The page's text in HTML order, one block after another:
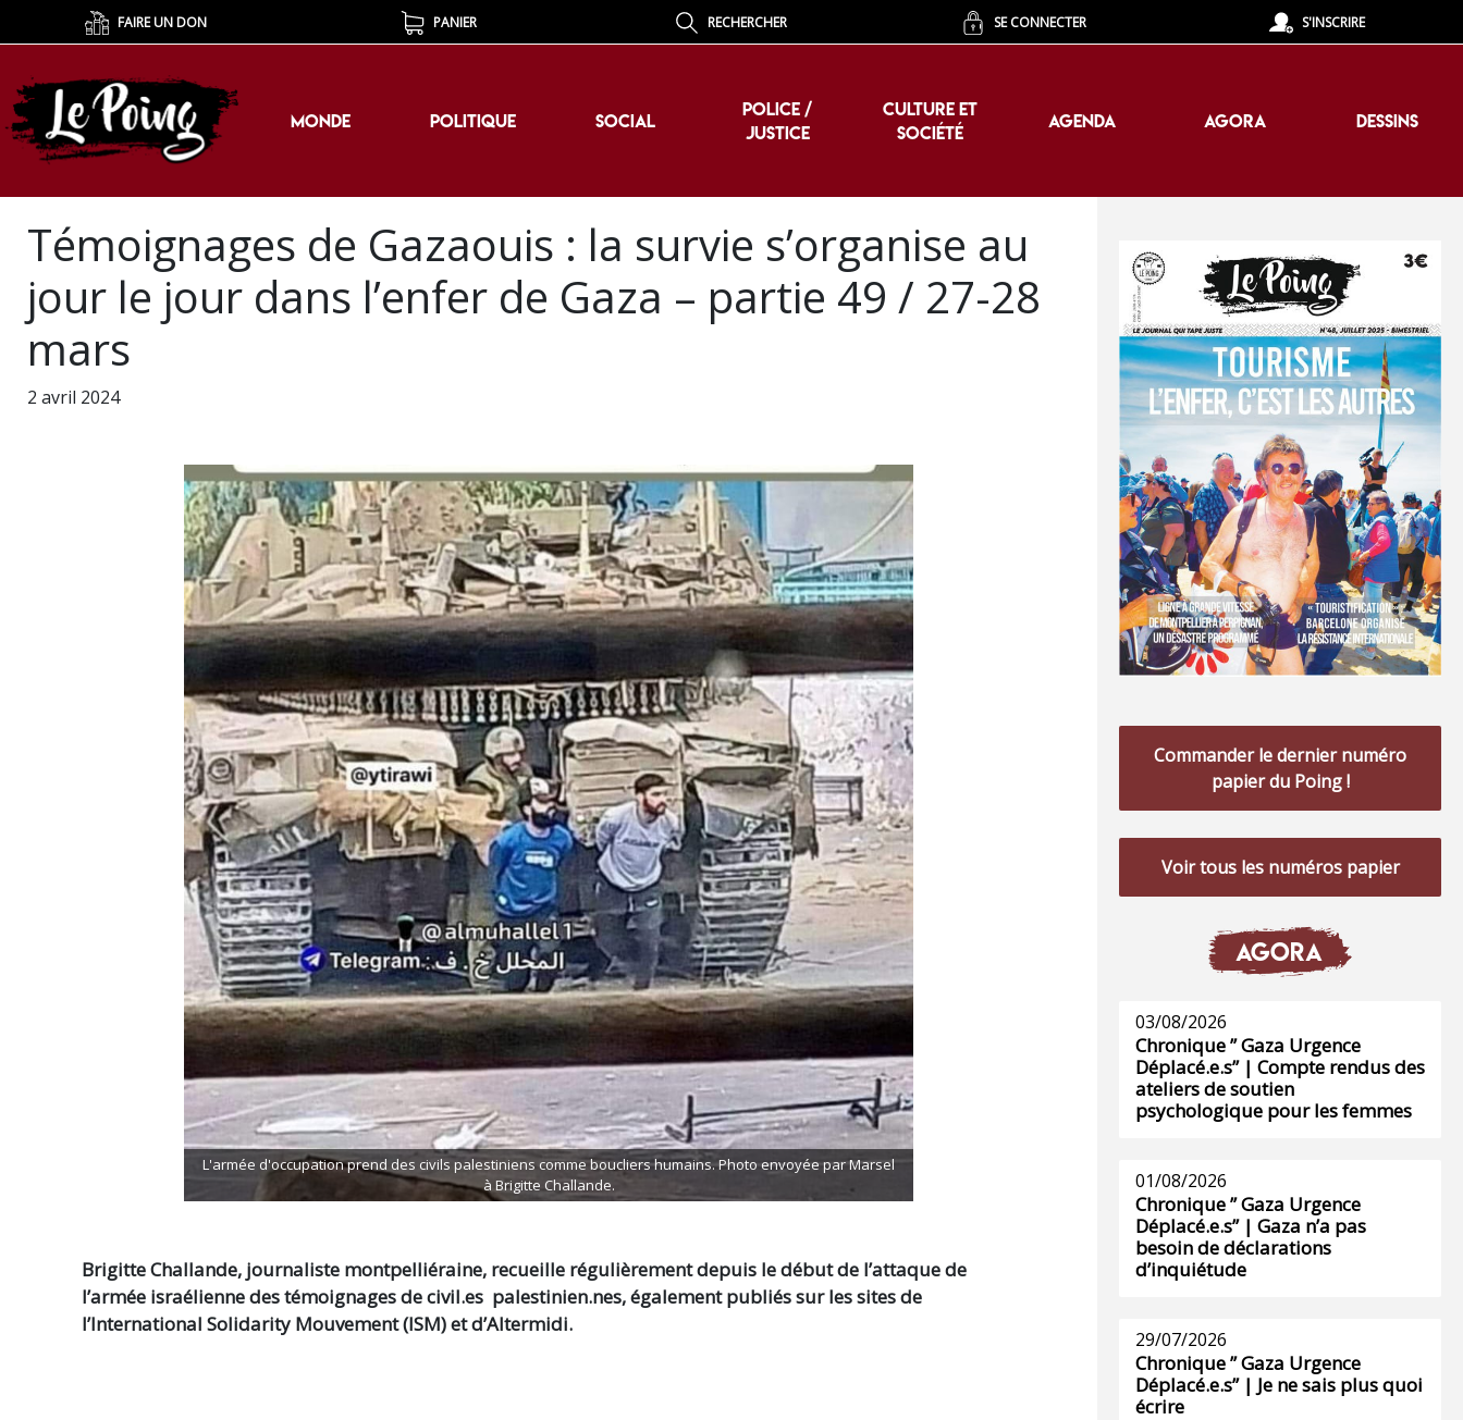
FAIRE UN DON PANIER RECHERCHER SE CONNECTER S'INSCRIRE
MONDE POLITIQUE SOCIAL
POLICE /
JUSTICE
CULTURE ET
SOCIÉTÉ
AGENDA AGORA DESSINS
MONDE POLITIQUE SOCIAL
POLICE /
JUSTICE
CULTURE ET
SOCIÉTÉ
AGENDA AGORA DESSINS
Témoignages de Gazaouis : la survie s’organise au
jour le jour dans l’enfer de Gaza – partie 49 / 27-28
mars
2 avril 2024
L'armée d'occupation prend des civils palestiniens comme boucliers humains. Photo envoyée par Marsel
à Brigitte Challande.
Brigitte Challande, journaliste montpelliéraine, recueille régulièrement depuis le début de l’attaque de
l’armée israélienne des témoignages de civil.es palestinien.nes, également publiés sur les sites de
l’International Solidarity Mouvement (ISM) et d’Altermidi.
Commander le dernier numéro
papier du Poing !
Voir tous les numéros papier
AGORA
03/08/2026
Chronique ” Gaza Urgence
Déplacé.e.s” | Compte rendus des
ateliers de soutien
psychologique pour les femmes
01/08/2026
Chronique ” Gaza Urgence
Déplacé.e.s” | Gaza n’a pas
besoin de déclarations
d’inquiétude
29/07/2026
Chronique ” Gaza Urgence
Déplacé.e.s” | Je ne sais plus quoi
écrire